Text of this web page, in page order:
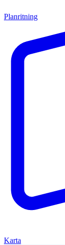
Planritning
Karta